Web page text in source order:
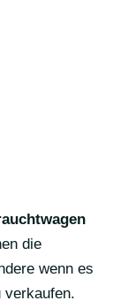
die
wenn es
verkaufen.